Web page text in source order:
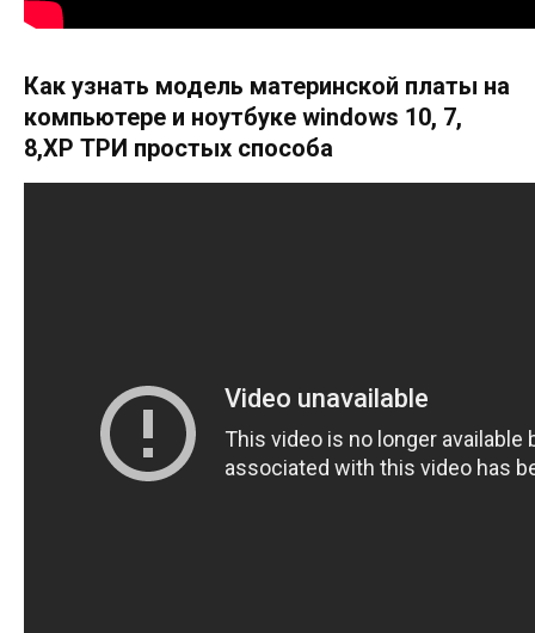
Как узнать модель материнской платы на
компьютере и ноутбуке windows 10, 7,
8,XP ТРИ простых способа